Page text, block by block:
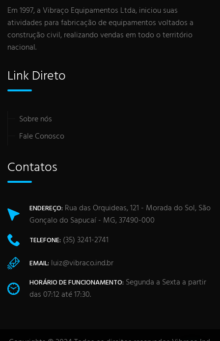
Em 1997, a Vibraço Equipamentos Ltda, iniciou suas
atividades para fabricação de equipamentos voltados a
construção civil, realizando vendas em todo o território
nacional.
Link Direto
Sobre nós
Fale Conosco
Contatos
ENDEREÇO: Rua das Orquideas, 121 - Morada do Sol, São
Gonçalo do Sapucaí - MG, 37490-000
TELEFONE: (35) 3241-2741
EMAIL: luiz@vibraco.ind.br
HORÁRIO DE FUNCIONAMENTO: Segunda a Sexta a partir
das 07:12 até 17:30.